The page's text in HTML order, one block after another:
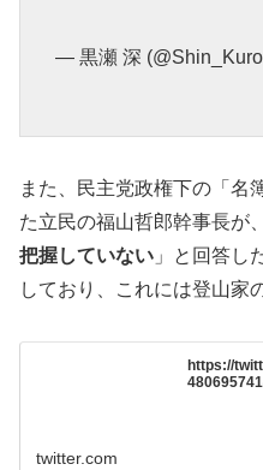
— 黒瀬 深
また、民主党政権下の「名
た立民の福山哲郎幹事長が
把握していない 」と回答し
しており、これには登山家
https://
twitter.com